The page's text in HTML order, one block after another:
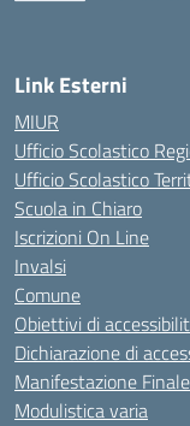
Link Esterni
MIUR
Ufficio Scolastico
Ufficio Scolastico
Scuola in Chiaro
Iscrizioni On Line
Invalsi
Comune
Obiettivi di
Dichiarazione di
Manifestazione
Modulistica varia